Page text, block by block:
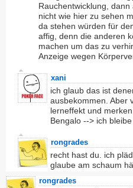
Rauchentwicklung,
nicht wie hier zu sehen
da stehen würden für
affig, denn die anderen
machen um das zu
Anzeige wegen
xani
ich glaub das ist
ausbekommen. Aber
lerneffekt und
Bengalo --> ich
rongrades
recht hast du. ich
glaube am schaum
rongrades